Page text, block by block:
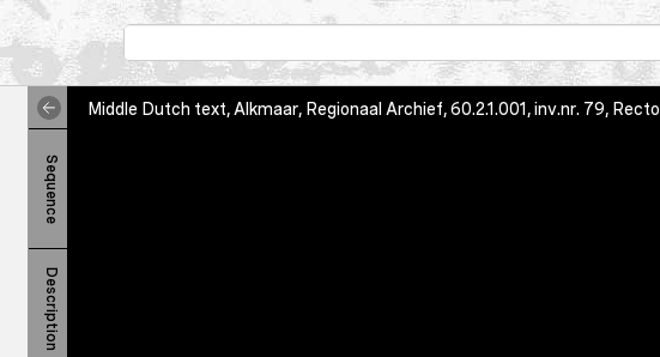
Sequence
Description
Middle Dutch text, Alkmaar, Regionaal Archief, 60.2.1.001, inv.nr. 79, Recto